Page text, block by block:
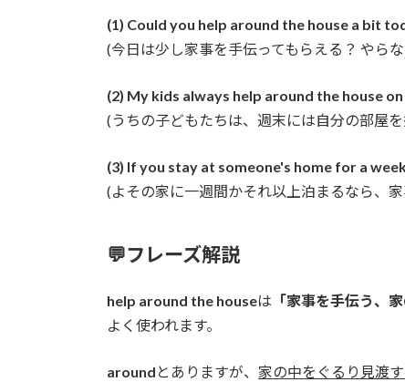
(1) Could you help around the house a bit
(今日は少し家事を手伝ってもらえる？ やら
(2) My kids always help around the house
(うちの子どもたちは、週末には自分の部屋
(3) If you stay at someone's home for a
(よその家に一週間かそれ以上泊まるなら、
💬フレーズ解説
help around the houseは 「家事を手伝う、
よく使われます。
around とありますが、 家の中をぐるり見渡